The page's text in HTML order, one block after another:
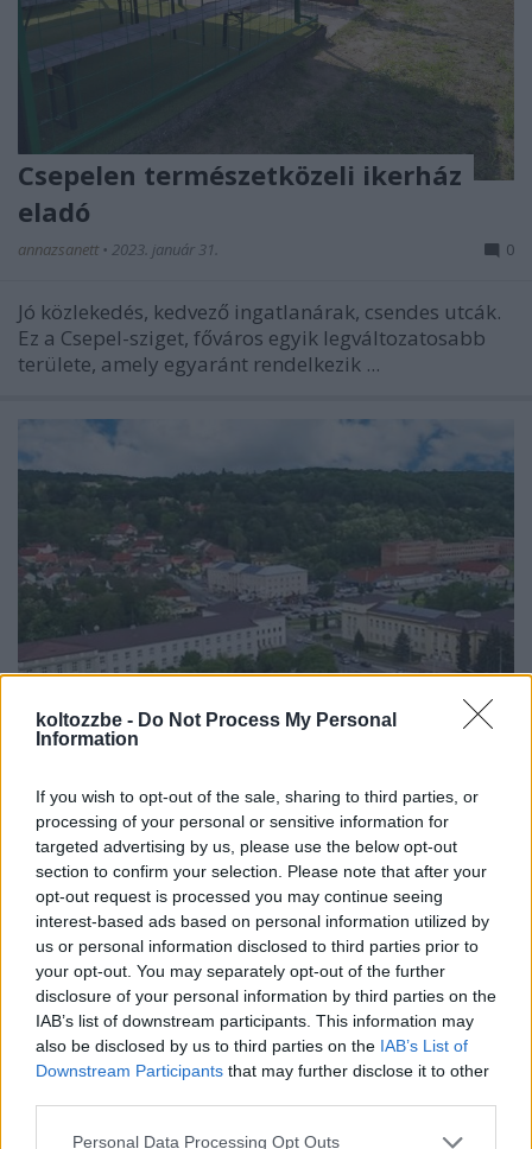
koltozzbe - Do Not Process My Personal
Information
If you wish to opt-out of the sale, sharing to third parties, or
processing of your personal or sensitive information for
targeted advertising by us, please use the below opt-out
section to confirm your selection. Please note that after your
opt-out request is processed you may continue seeing
interest-based ads based on personal information utilized by
us or personal information disclosed to third parties prior to
your opt-out. You may separately opt-out of the further
disclosure of your personal information by third parties on the
IAB’s list of downstream participants. This information may
also be disclosed by us to third parties on the IAB’s List of
Downstream Participants that may further disclose it to other
Please note that this website/app uses one or more Google
Personal Data Processing Opt Outs
Csepelen természetközeli ikerház
eladó
annazsanett • 2023. január 31. 0
Jó közlekedés, kedvező ingatlanárak, csendes utcák.
Ez a Csepel-sziget, főváros egyik legváltozatosabb
területe, amely egyaránt rendelkezik ...
Komlói gyöngyszem – eladó felújított
panellakás
annazsanett •2022. december 30.
A Mecsek szívében fekvő észak-baranyai város, a
megye második legnépesebb települése egy bő
évszázadon át a szénbányászatáról volt ...